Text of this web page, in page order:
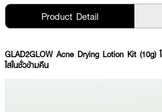
Product Detail
GLAD2GLOW Acne Drying Lotion Kit (10g)
ใสในชั่วข้ามคืน